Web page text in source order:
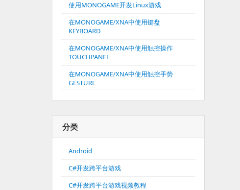
使用MONOGAME开发Linux游戏
在MONOGAME/XNA中使用键盘
KEYBOARD
在MONOGAME/XNA中使用触控操作
TOUCHPANEL
在MONOGAME/XNA中使用触控手势
GESTURE
分类
Android
C#开发跨平台游戏
C#开发跨平台游戏视频教程